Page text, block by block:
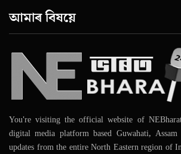
আমাৰ বিষয়ে
You're visiting the official website of
digital media platform based Guwahati,
updates from the entire North Eastern region of